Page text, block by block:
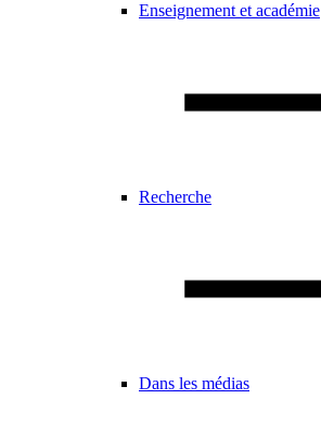
Enseignement et académie
Recherche
Dans les médias